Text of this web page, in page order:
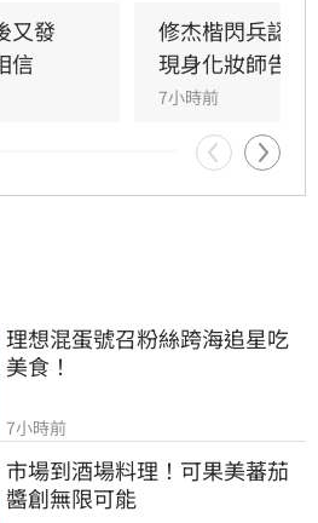
曾有抗癌經驗的江蕙十分心
世。陳聆薇曾與眾多華語樂
數經典造型，在演藝圈地位
次告別式眾星雲集，展現其
要性，演藝圈好友皆對這位
表達最深切的懷念與不
又發
信
修杰楷閃兵認
現身化妝師告別
7小時前
理想混蛋號召粉絲跨海追星吃
美食！
7小時前
市場到酒場料理！可果美蕃茄
醬創無限可能